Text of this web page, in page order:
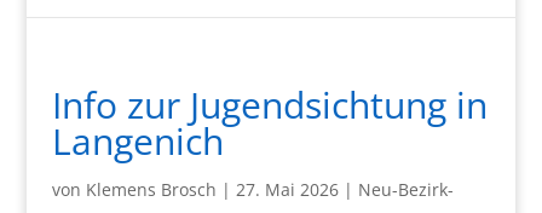
Info zur Jugendsichtung in
Langenich
von Klemens Brosch | 27. Mai 2026| Neu-Bezirk-